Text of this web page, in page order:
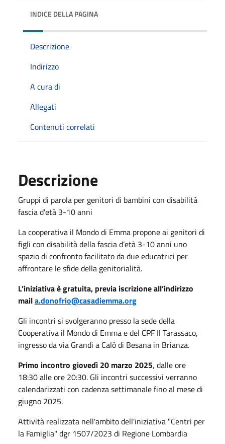
INDICE DELLA PAGINA
Descrizione
Indirizzo
A cura di
Allegati
Contenuti correlati
Descrizione
Gruppi di parola per genitori di bambini con disabilità
fascia d'età 3-10 anni
La cooperativa il Mondo di Emma propone ai genitori di
figli con disabilità della fascia d’età 3-10 anni uno
spazio di confronto facilitato da due educatrici per
affrontare le sfide della genitorialità.
L’iniziativa è gratuita, previa iscrizione all’indirizzo
maila.donofrio@casadiemma.org
Gli incontri si svolgeranno presso la sede della
Cooperativa il Mondo di Emma e del CPF Il Tarassaco,
ingresso da via Grandi a Calò di Besana in Brianza.
Primo incontro giovedì 20 marzo 2025, dalle ore
18:30 alle ore 20:30. Gli incontri successivi verranno
calendarizzati con cadenza settimanale fino al mese di
giugno 2025.
Attività realizzata nell'ambito dell'iniziativa "Centri per
la Famiglia" dgr 1507/2023 di Regione Lombardia